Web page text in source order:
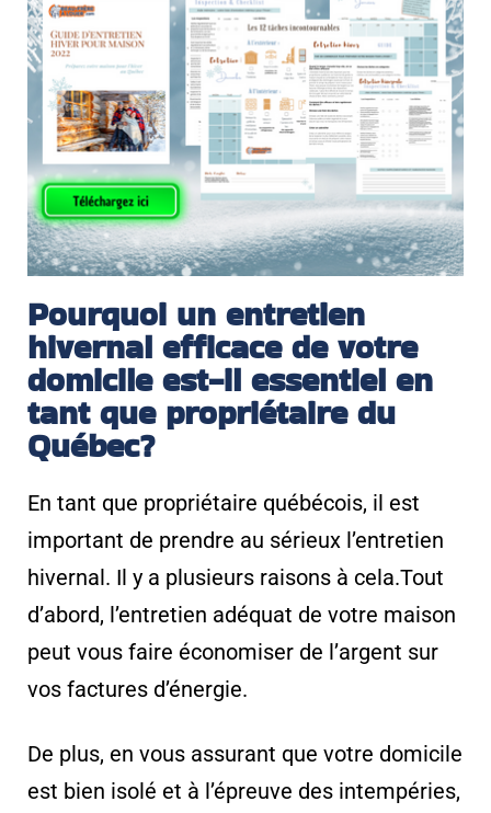
Pourquoi un entretien
hivernal efficace de votre
domicile est-il essentiel en
tant que propriétaire du
Québec?
En tant que propriétaire québécois, il est
important de prendre au sérieux l’entretien
hivernal. Il y a plusieurs raisons à cela.Tout
d’abord, l’entretien adéquat de votre maison
peut vous faire économiser de l’argent sur
vos factures d’énergie.
De plus, en vous assurant que votre domicile
est bien isolé et à l’épreuve des intempéries,